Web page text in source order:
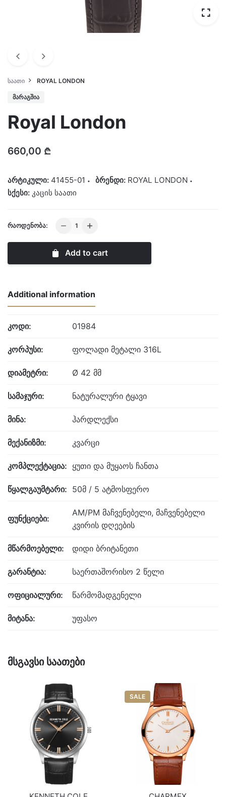
ᲡᲐᲐᲗᲘ ROYAL LONDON
ᲛᲐᲠᲐᲒᲨᲘᲐ
Royal London
660,00 ₾
არტიკული: 41455-01 ბრენდი: ROYAL LONDON
სქესი: კაცის საათი
ᲠᲐᲝᲓᲔᲜᲝᲑᲐ:
Royal
quantity
Add to cart
Additional information
კოდი: 01984
კორპუსი: ფოლადი მეტალი 316L
დიამეტრი: Ø 42 მმ
სამაჯური: ნატურალური ტყავი
მინა: ჰარდლექსი
მექანიზმი: კვარცი
კომპლექტაცია: ყუთი და მუყაოს ჩანთა
წყალგაუმტარი: 50მ / 5 ატმოსფერო
ფუნქციები:
AM/PM მაჩვენებელი, მაჩვენებელი
კვირის დღეების
მწარმოებელი: დიდი ბრიტანეთი
გარანტია: საერთაშორისო 2 წელი
ოფიციალური: წარმომადგენელი
მიტანა: უფასო
მსგავსი საათები
SALE